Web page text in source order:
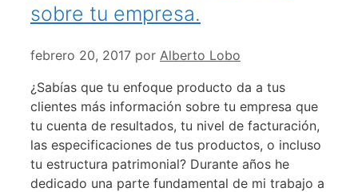
sobre tu empresa.
febrero 20, 2017 por Alberto Lobo
¿Sabías que tu enfoque producto da a tus
clientes más información sobre tu empresa que
tu cuenta de resultados, tu nivel de facturación,
las especificaciones de tus productos, o incluso
tu estructura patrimonial? Durante años he
dedicado una parte fundamental de mi trabajo a